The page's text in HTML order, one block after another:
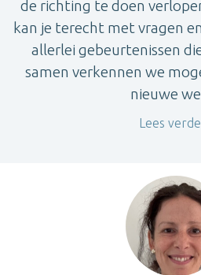
de richting te doen
kan je terecht met vragen
allerlei gebeurtenissen
samen verkennen we
nieuwe
Lees